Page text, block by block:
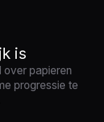
is
over papieren
progressie te